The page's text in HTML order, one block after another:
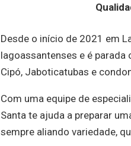
Desde o início de 2021 em
lagoassantenses e é parada
Cipó, Jaboticatubas e
Com uma equipe de
Santa te ajuda a preparar
sempre aliando variedade,